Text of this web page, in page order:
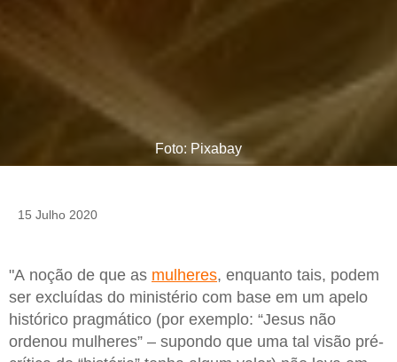
Foto: Pixabay
15 Julho 2020
"A noção de que as mulheres, enquanto tais, podem
ser excluídas do ministério com base em um apelo
histórico pragmático (por exemplo: “Jesus não
ordenou mulheres” – supondo que uma tal visão pré-